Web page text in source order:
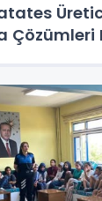
Çözümleri